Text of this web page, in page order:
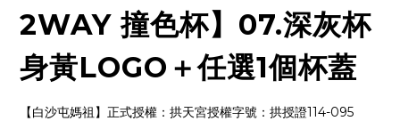
2WAY 撞色杯】07.深灰杯
身黃LOGO＋任選1個杯蓋
【白沙屯媽祖】正式授權：拱天宮授權字號：拱授證114-095